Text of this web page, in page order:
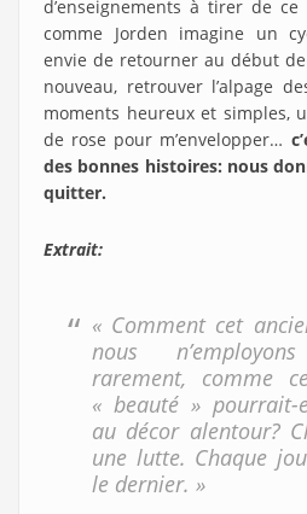
d’enseignements à tirer de
comme Jorden imagine un
envie de retourner au début
nouveau, retrouver l’alpage
moments heureux et simples,
de rose pour m’envelopper…
des bonnes histoires: nous
quitter.
Extrait:
« Comment cet
nous
rarement, comme
« beauté » pourrait-
au décor alentour?
une lutte. Chaque
le dernier. »